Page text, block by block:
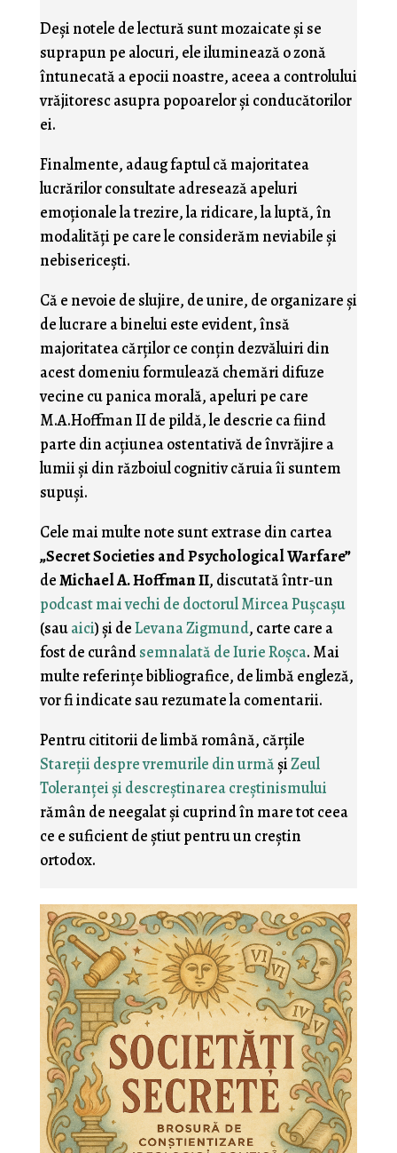
Deşi notele de lectură sunt mozaicate şi se
suprapun pe alocuri, ele iluminează o zonă
întunecată a epocii noastre, aceea a controlului
vrăjitoresc asupra popoarelor şi conducătorilor
ei.
Finalmente, adaug faptul că majoritatea
lucrărilor consultate adresează apeluri
emoţionale la trezire, la ridicare, la luptă, în
modalităţi pe care le considerăm neviabile şi
nebisericeşti.
Că e nevoie de slujire, de unire, de organizare şi
de lucrare a binelui este evident, însă
majoritatea cărţilor ce conţin dezvăluiri din
acest domeniu formulează chemări difuze
vecine cu panica morală, apeluri pe care
M.A.Hoffman II de pildă, le descrie ca fiind
parte din acţiunea ostentativă de învrăjire a
lumii şi din războiul cognitiv căruia îi suntem
supuşi.
Cele mai multe note sunt extrase din cartea
„Secret Societies and Psychological Warfare”
deMichael A. Hoffman II, discutată într-un
podcast mai vechi de doctorul Mircea Puşcaşu
(sauaici) şi deLevana Zigmund, carte care a
fost de curândsemnalată de Iurie Roşca. Mai
multe referinţe bibliografice, de limbă engleză,
vor fi indicate sau rezumate la comentarii.
Pentru cititorii de limbă română, cărţile
Stareţii despre vremurile din urmăşiZeul
Toleranţei şi descreştinarea creştinismului
rămân de neegalat şi cuprind în mare tot ceea
ce e suficient de ştiut pentru un creştin
ortodox.